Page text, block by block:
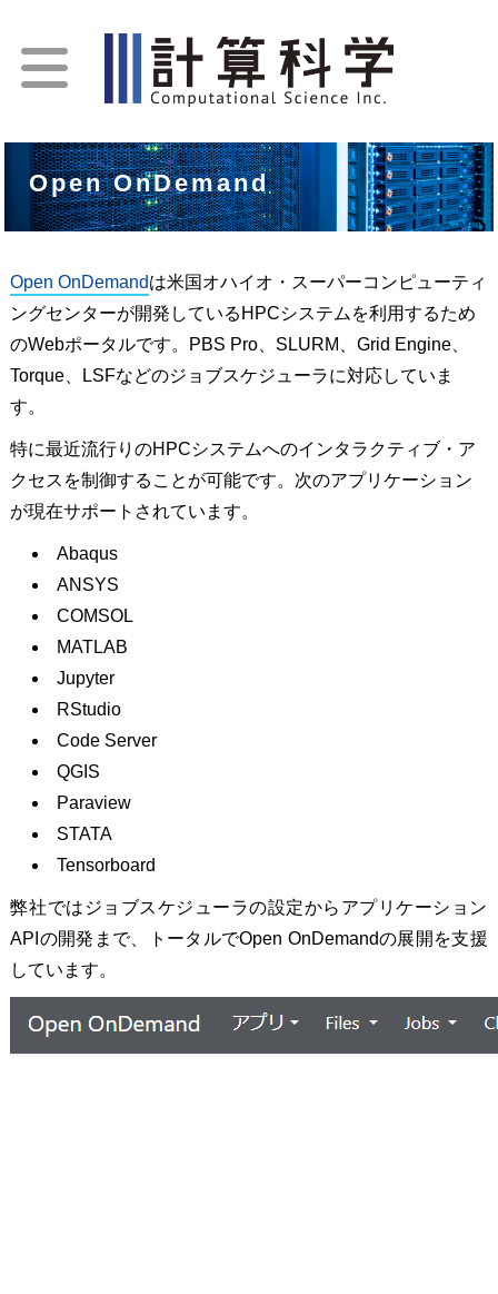
Open OnDemand
Open OnDemandは米国オハイオ・スーパーコンピューティ
ングセンターが開発しているHPCシステムを利用するため
のWebポータルです。PBS Pro、SLURM、Grid Engine、
Torque、LSFなどのジョブスケジューラに対応していま
す。
特に最近流行りのHPCシステムへのインタラクティブ・ア
クセスを制御することが可能です。次のアプリケーション
が現在サポートされています。
Abaqus
ANSYS
COMSOL
MATLAB
Jupyter
RStudio
Code Server
QGIS
Paraview
STATA
Tensorboard
弊社ではジョブスケジューラの設定からアプリケーション
APIの開発まで、トータルでOpen OnDemandの展開を支援
しています。